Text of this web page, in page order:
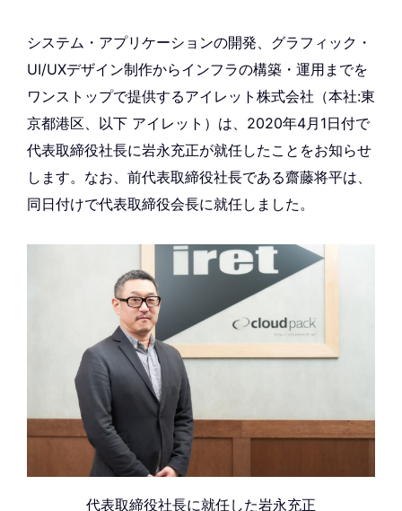
システム・アプリケーションの開発、グラフィック・
UI/UXデザイン制作からインフラの構築・運用までを
ワンストップで提供するアイレット株式会社（本社:東
京都港区、以下 アイレット）は、2020年4月1日付で
代表取締役社長に岩永充正が就任したことをお知らせ
します。なお、前代表取締役社長である齋藤将平は、
同日付けで代表取締役会長に就任しました。
代表取締役社長に就任した岩永充正